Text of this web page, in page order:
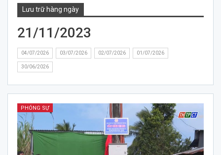
Lưu trữ hàng ngày
21/11/2023
04/07/2026 03/07/2026 02/07/2026 01/07/2026
30/06/2026
PHÓNG SỰ